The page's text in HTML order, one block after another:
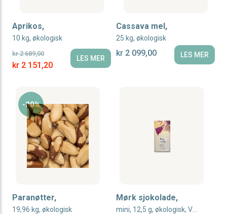
Aprikos,
10 kg, økologisk
Special Price
kr 2 151,20
kr 2 689,00
LES MER
Cassava mel,
25 kg, økologisk
kr 2 099,00 LES MER
-20%
Paranøtter,
19,96 kg, økologisk
Mørk sjokolade,